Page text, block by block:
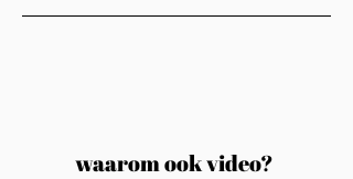
waarom ook video?